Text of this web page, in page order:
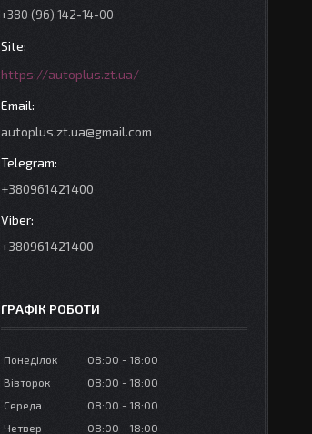
+380 (96) 142-14-00
https://autoplus.zt.ua/
autoplus.zt.ua@gmail.com
+380961421400
+380961421400
ГРАФІК РОБОТИ
Понеділок 08:00
18:00
Вівторок
08:00
18:00
Середа
08:00
18:00
Четвер
08:00 18:00